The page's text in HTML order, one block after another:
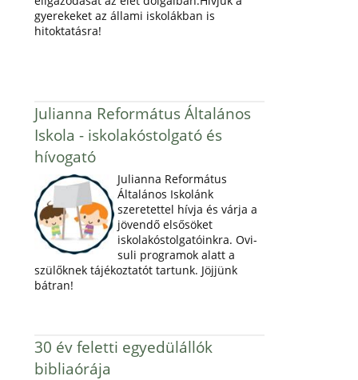
gyerekeket az állami iskolákban is
hitoktatásra!
Julianna Református Általános
Iskola - iskolakóstolgató és
hívogató
Julianna Református
Általános Iskolánk
szeretettel hívja és várja a
jövendő elsősöket
iskolakóstolgatóinkra. Ovi-
suli programok alatt a
szülőknek tájékoztatót tartunk. Jöjjünk
bátran!
30 év feletti egyedülállók
bibliaórája